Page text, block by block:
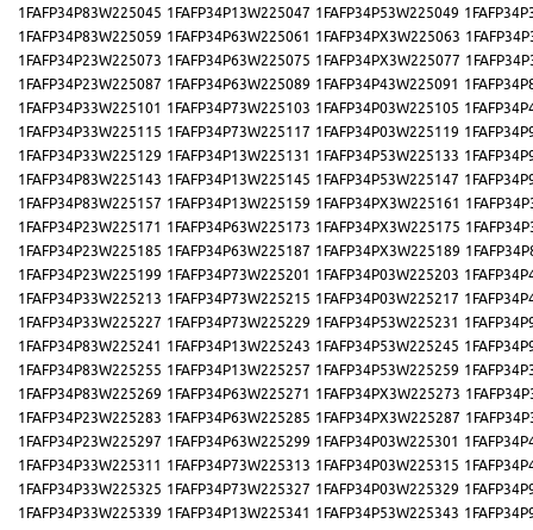
1FAFP34P83W225045 1FAFP34P13W225047 1FAFP34P53W225049
1FAFP34P83W225059 1FAFP34P63W225061 1FAFP34PX3W225063
1FAFP34P23W225073 1FAFP34P63W225075 1FAFP34PX3W225077
1FAFP34P23W225087 1FAFP34P63W225089 1FAFP34P43W225091
1FAFP34P33W225101 1FAFP34P73W225103 1FAFP34P03W225105
1FAFP34P33W225115 1FAFP34P73W225117 1FAFP34P03W225119
1FAFP34P33W225129 1FAFP34P13W225131 1FAFP34P53W225133
1FAFP34P83W225143 1FAFP34P13W225145 1FAFP34P53W225147
1FAFP34P83W225157 1FAFP34P13W225159 1FAFP34PX3W225161
1FAFP34P23W225171 1FAFP34P63W225173 1FAFP34PX3W225175
1FAFP34P23W225185 1FAFP34P63W225187 1FAFP34PX3W225189
1FAFP34P23W225199 1FAFP34P73W225201 1FAFP34P03W225203
1FAFP34P33W225213 1FAFP34P73W225215 1FAFP34P03W225217
1FAFP34P33W225227 1FAFP34P73W225229 1FAFP34P53W225231
1FAFP34P83W225241 1FAFP34P13W225243 1FAFP34P53W225245
1FAFP34P83W225255 1FAFP34P13W225257 1FAFP34P53W225259
1FAFP34P83W225269 1FAFP34P63W225271 1FAFP34PX3W225273
1FAFP34P23W225283 1FAFP34P63W225285 1FAFP34PX3W225287
1FAFP34P23W225297 1FAFP34P63W225299 1FAFP34P03W225301
1FAFP34P33W225311 1FAFP34P73W225313 1FAFP34P03W225315
1FAFP34P33W225325 1FAFP34P73W225327 1FAFP34P03W225329
1FAFP34P33W225339 1FAFP34P13W225341 1FAFP34P53W225343